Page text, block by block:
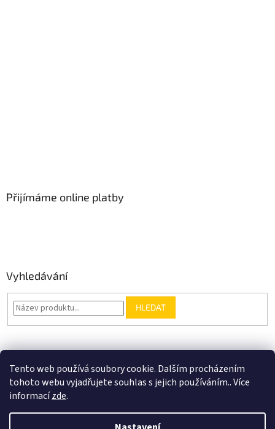
Tento web používá soubory cookie. Dalším procházením
tohoto webu vyjadřujete souhlas s jejich používáním.. Více
informacízde.
Přijímáme online platby
Vyhledávání
HLEDAT
0KS /0 KČ